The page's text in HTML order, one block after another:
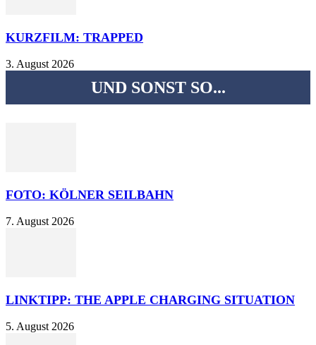
KURZFILM: TRAPPED
3. August 2026
UND SONST SO...
FOTO: KÖLNER SEILBAHN
7. August 2026
LINKTIPP: THE APPLE CHARGING SITUATION
5. August 2026